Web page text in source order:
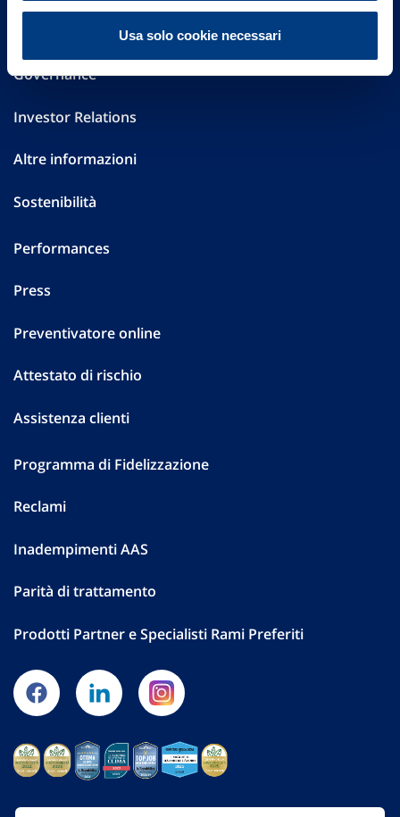
Usa solo cookie necessari
Governance
Investor Relations
Altre informazioni
Sostenibilità
Performances
Press
Preventivatore online
Attestato di rischio
Assistenza clienti
Programma di Fidelizzazione
Reclami
Inadempimenti AAS
Parità di trattamento
Prodotti Partner e Specialisti Rami Preferiti